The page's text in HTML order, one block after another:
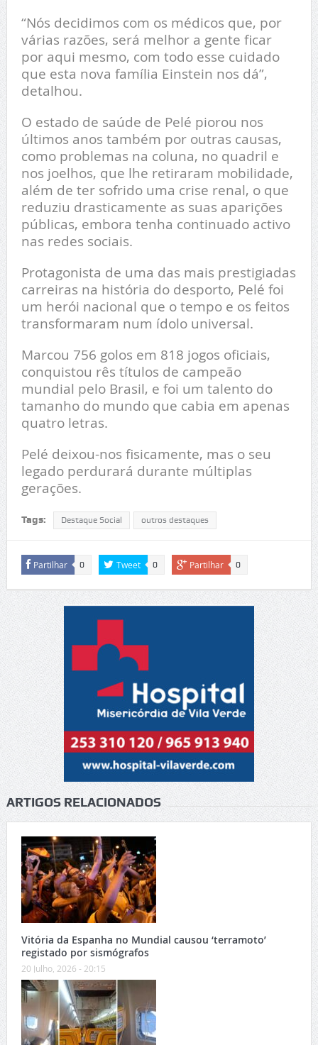
“Nós decidimos com os médicos que, por
várias razões, será melhor a gente ficar
por aqui mesmo, com todo esse cuidado
que esta nova família Einstein nos dá”,
detalhou.
O estado de saúde de Pelé piorou nos
últimos anos também por outras causas,
como problemas na coluna, no quadril e
nos joelhos, que lhe retiraram mobilidade,
além de ter sofrido uma crise renal, o que
reduziu drasticamente as suas aparições
públicas, embora tenha continuado activo
nas redes sociais.
Protagonista de uma das mais prestigiadas
carreiras na história do desporto, Pelé foi
um herói nacional que o tempo e os feitos
transformaram num ídolo universal.
Marcou 756 golos em 818 jogos oficiais,
conquistou rês títulos de campeão
mundial pelo Brasil, e foi um talento do
tamanho do mundo que cabia em apenas
quatro letras.
Pelé deixou-nos fisicamente, mas o seu
legado perdurará durante múltiplas
gerações.
Tags: Destaque Social outros destaques
Partilhar 0 Tweet 0 Partilhar 0
ARTIGOS RELACIONADOS
Vitória da Espanha no Mundial causou ‘terramoto’
registado por sismógrafos
20 Julho, 2026 - 20:15